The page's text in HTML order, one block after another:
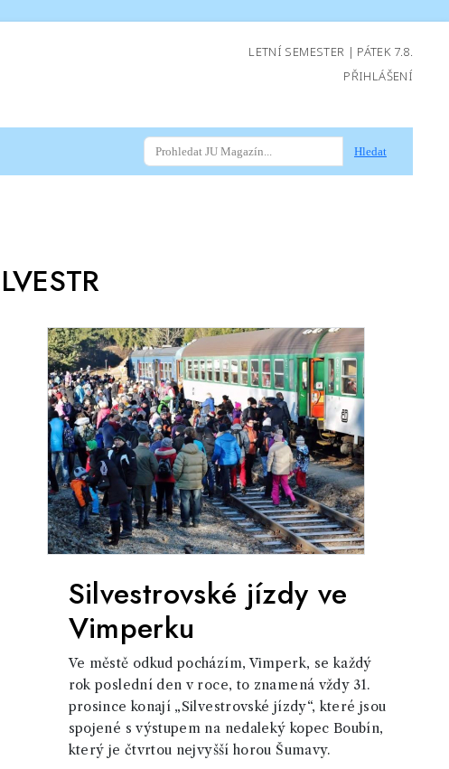
LETNÍ SEMESTER | PÁTEK 7.8.
PŘIHLÁŠENÍ
Hledat
Silvestrovské jízdy ve
Vimperku
Ve městě odkud pocházím, Vimperk, se každý
rok poslední den v roce, to znamená vždy 31.
prosince konají „Silvestrovské jízdy“, které jsou
spojené s výstupem na nedaleký kopec Boubín,
který je čtvrtou nejvyšší horou Šumavy.